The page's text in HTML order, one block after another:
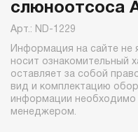
слюноотсоса
Арт.: ND-1229
Информация на сайте не
носит ознакомительный
оставляет за собой
вид и комплектацию
информации необходимо
менеджером.